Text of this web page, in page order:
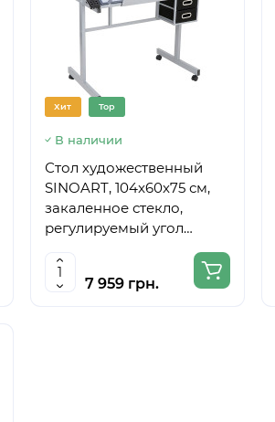
Хит Top
В наличии
Стол художественный
SINOART, 104x60x75 см,
закаленное стекло,
регулируемый угол
7 959 грн.